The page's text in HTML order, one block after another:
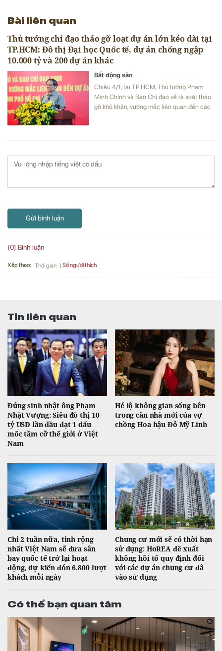
Bài liên quan
Thủ tướng chỉ đạo tháo gỡ loạt dự án lớn kéo dài tại
TP.HCM: Đô thị Đại học Quốc tế, dự án chống ngập
10.000 tỷ và 200 dự án khác
Bất động sản
Chiều 4/1, tại TP.HCM, Thủ tướng Phạm
Minh Chính và Ban Chỉ đạo về rà soát tháo
gỡ khó khăn, vướng mắc liên quan đến các
Gửi bình luận
(0) Bình luận
Xếp theo: Thời gian Số người thích
Tin liên quan
Đúng sinh nhật ông Phạm
Nhật Vượng: Siêu đô thị 10
tỷ USD lần đầu đạt 1 dấu
mốc tầm cỡ thế giới ở Việt
Nam
Hé lộ không gian sống bên
trong căn nhà mới của vợ
chồng Hoa hậu Đỗ Mỹ Linh
Chỉ 2 tuần nữa, tỉnh rộng
nhất Việt Nam sẽ đưa sân
bay quốc tế trở lại hoạt
động, dự kiến đón 6.800 lượt
khách mỗi ngày
Chung cư mới sẽ có thời hạn
sử dụng: HoREA đề xuất
không hồi tố quy định đối
với các dự án chung cư đã
vào sử dụng
Có thể bạn quan tâm